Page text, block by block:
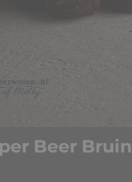
Beer Bruin